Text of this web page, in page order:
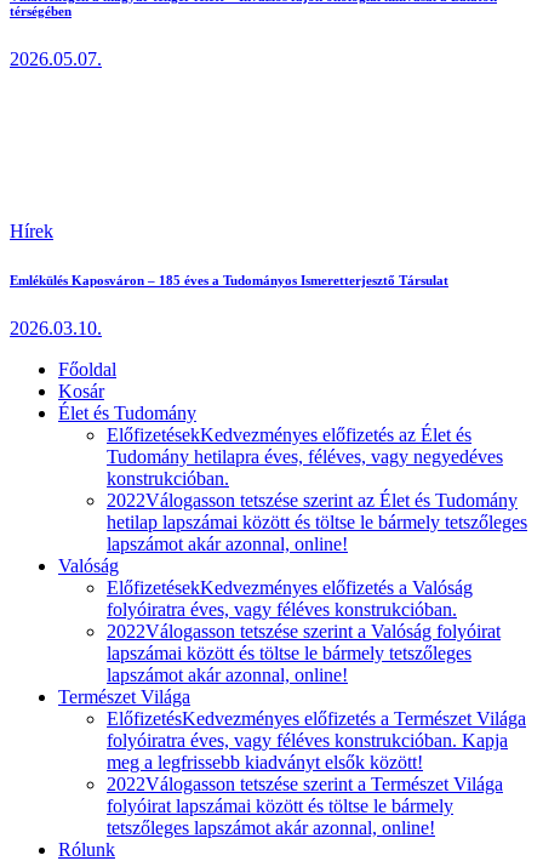
térségében
2026.05.07.
Hírek
Emlékülés Kaposváron – 185 éves a Tudományos Ismeretterjesztő Társulat
2026.03.10.
Főoldal
Kosár
Élet és Tudomány
ElőfizetésekKedvezményes előfizetés az Élet és
Tudomány hetilapra éves, féléves, vagy negyedéves
konstrukcióban.
2022Válogasson tetszése szerint az Élet és Tudomány
hetilap lapszámai között és töltse le bármely tetszőleges
lapszámot akár azonnal, online!
Valóság
ElőfizetésekKedvezményes előfizetés a Valóság
folyóiratra éves, vagy féléves konstrukcióban.
2022Válogasson tetszése szerint a Valóság folyóirat
lapszámai között és töltse le bármely tetszőleges
lapszámot akár azonnal, online!
Természet Világa
ElőfizetésKedvezményes előfizetés a Természet Világa
folyóiratra éves, vagy féléves konstrukcióban. Kapja
meg a legfrissebb kiadványt elsők között!
2022Válogasson tetszése szerint a Természet Világa
folyóirat lapszámai között és töltse le bármely
tetszőleges lapszámot akár azonnal, online!
Rólunk